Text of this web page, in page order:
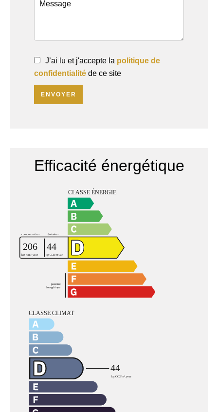
J’ai lu et j'accepte la politique de
confidentialité de ce site
ENVOYER
Efficacité énergétique